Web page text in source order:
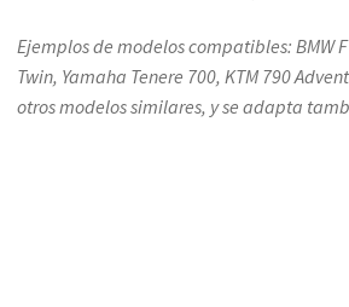
Ejemplos de modelos compatibles: BMW
Twin, Yamaha Tenere 700, KTM 790
otros modelos similares, y se adapta